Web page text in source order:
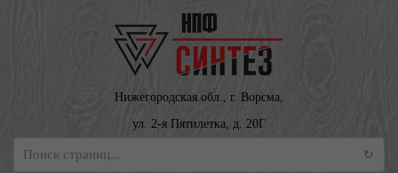
Нижегородская обл., г. Ворсма,
ул. 2-я Пятилетка, д. 20Г